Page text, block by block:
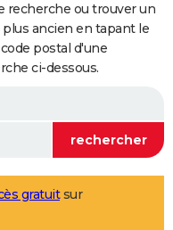
recherche ou trouver un
plus ancien en tapant le
postal d'une
ci-dessous.
gratuitsur